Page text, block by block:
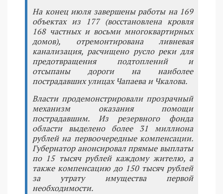
На конец июля завершены работы на 169
объектах из 177 (восстановлена кровля
168 частных и восьми многоквартирных
домов), отремонтирована ливневая
канализация, расчищено русло реки для
предотвращения подтоплений и
отсыпаны дороги на наиболее
пострадавших улицах Чапаева и Чкалова.
Власти продемонстрировали прозрачный
механизм оказания помощи
пострадавшим. Из резервного фонда
области выделено более 31 миллиона
рублей на первоочередные компенсации.
Губернатор анонсировал прямые выплаты
по 15 тысяч рублей каждому жителю, а
также компенсацию до 150 тысяч рублей
за утрату имущества первой
необходимости.